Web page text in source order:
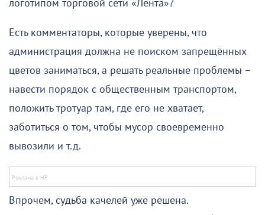
логотипом торговой сети «Лента»?
Есть комментаторы, которые уверены, что
администрация должна не поиском запрещённых
цветов заниматься, а решать реальные проблемы –
навести порядок с общественным транспортом,
положить тротуар там, где его не хватает,
заботиться о том, чтобы мусор своевременно
вывозили и т.д.
Впрочем, судьба качелей уже решена.